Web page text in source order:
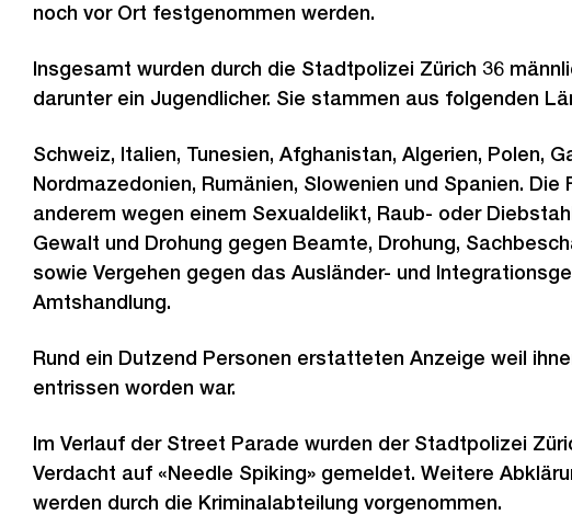
noch vor Ort festgenommen werden.
Insgesamt wurden durch die Stadtpolizei Zürich 36
darunter ein Jugendlicher. Sie stammen aus folgenden
Schweiz, Italien, Tunesien, Afghanistan, Algerien, Polen,
Nordmazedonien, Rumänien, Slowenien und Spanien.
anderem wegen einem Sexualdelikt, Raub- oder
Gewalt und Drohung gegen Beamte, Drohung,
sowie Vergehen gegen das Ausländer- und
Amtshandlung.
Rund ein Dutzend Personen erstatteten Anzeige weil
entrissen worden war.
Im Verlauf der Street Parade wurden der Stadtpolizei
Verdacht auf «Needle Spiking» gemeldet. Weitere
werden durch die Kriminalabteilung vorgenommen.